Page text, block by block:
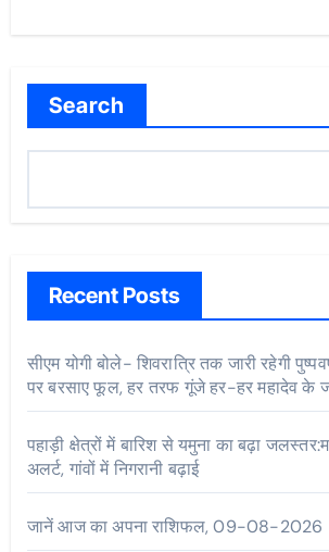
Search
Recent Posts
सीएम योगी बोले- शिवरात्रि तक जारी रहेगी
पर बरसाए फूल, हर तरफ गूंजे हर-हर महादेव के
पहाड़ी क्षेत्रों में बारिश से यमुना का बढ़ा
अलर्ट, गांवों में निगरानी बढ़ाई
जानें आज का अपना राशिफल, 09-08-2026